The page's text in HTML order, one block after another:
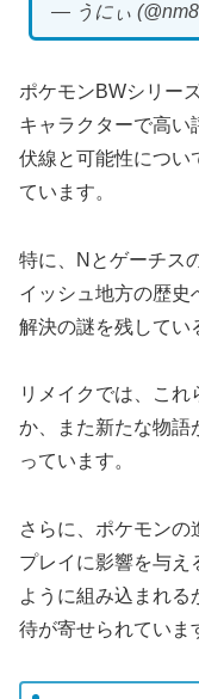
— うにぃ
ポケモンBWシリー
キャラクターで高い
伏線と可能性につい
ています。
特に、Nとゲーチス
イッシュ地方の歴史
解決の謎を残してい
リメイクでは、こ
か、また新たな物語
っています。
さらに、ポケモンの
プレイに影響を与え
ように組み込まれる
待が寄せられていま